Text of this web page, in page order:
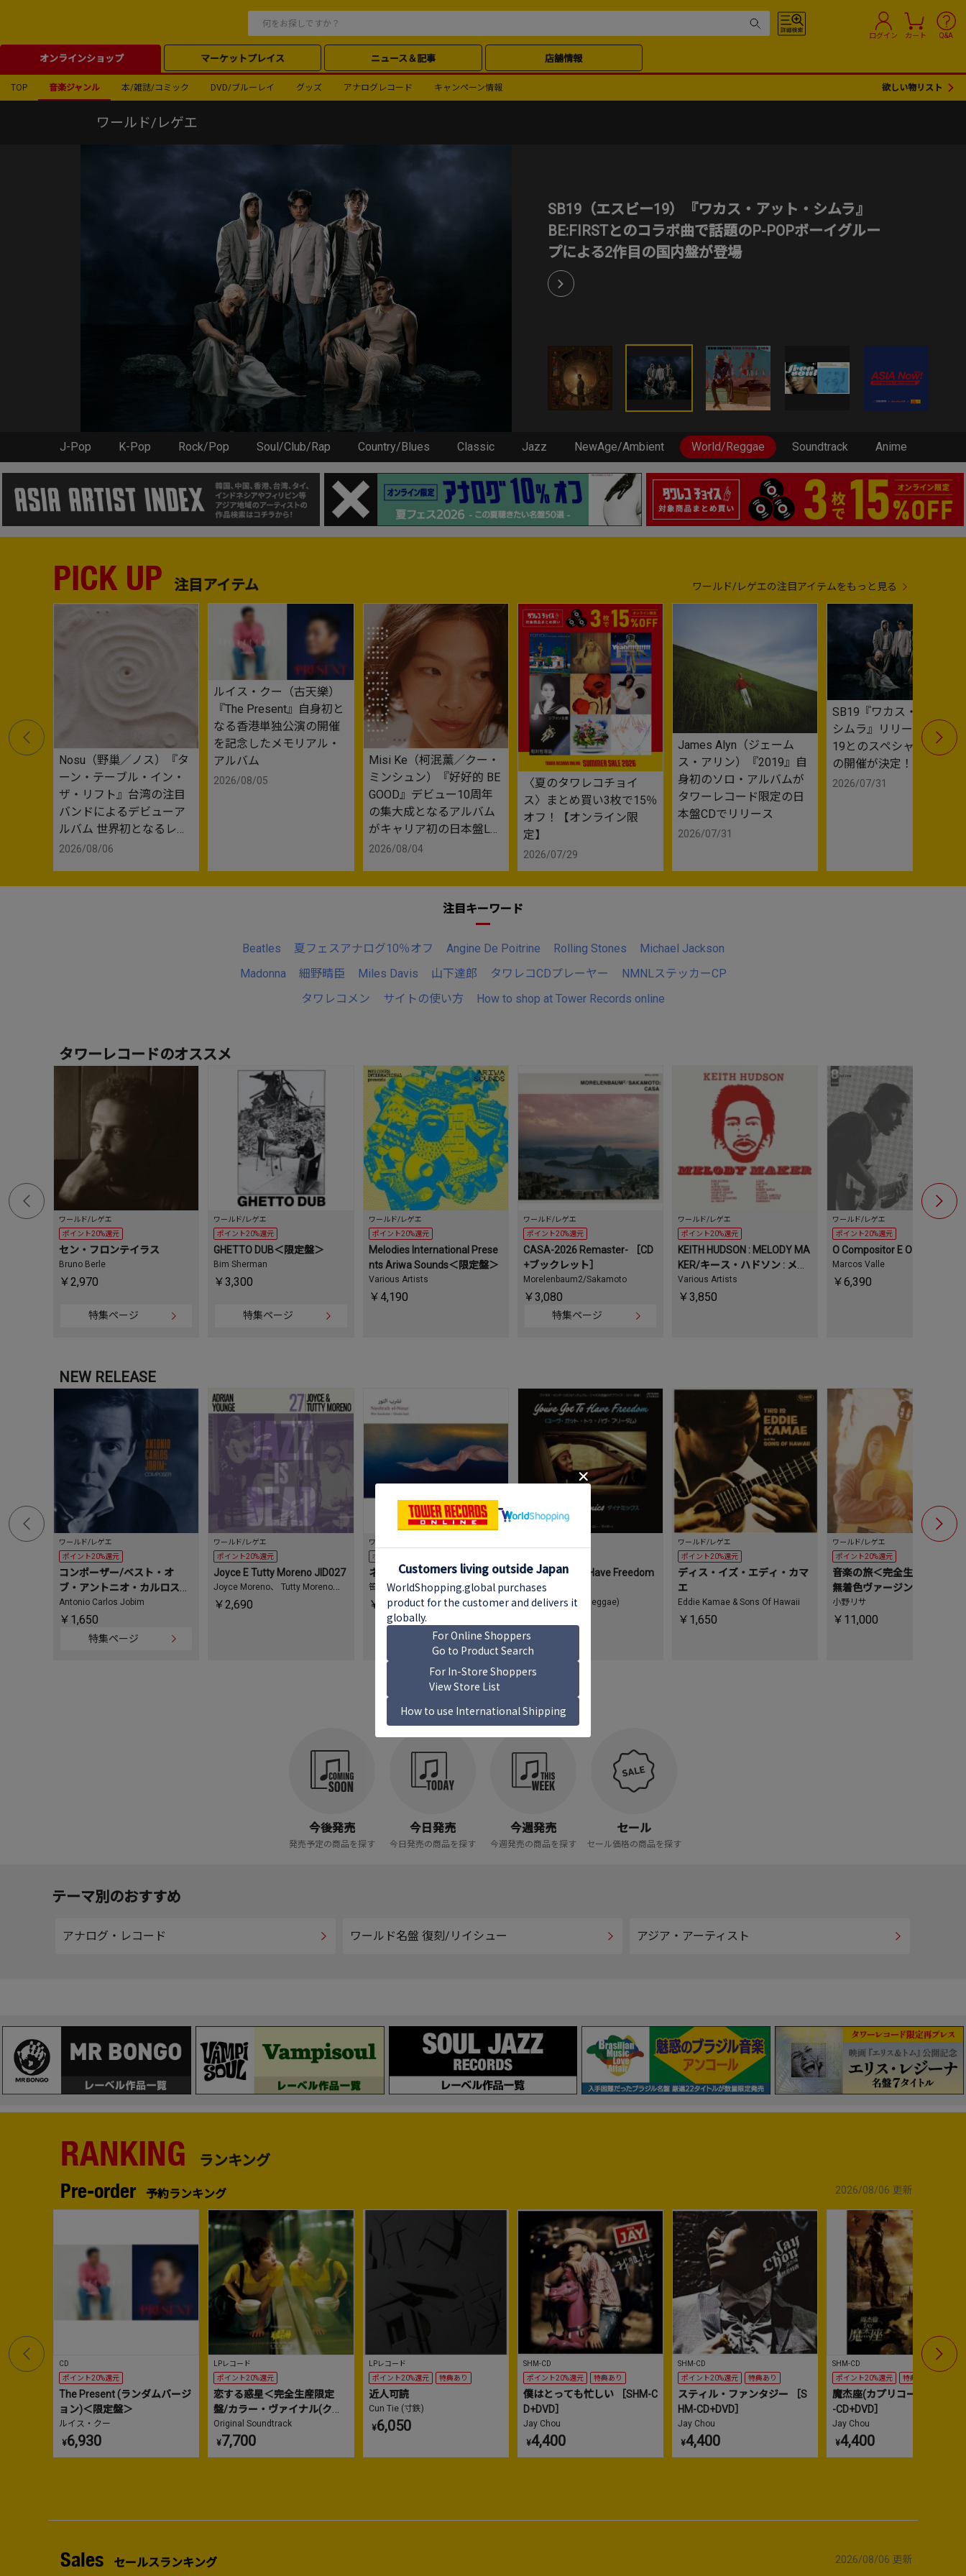
ログイン カート Q&A
オンラインショップ マーケットプレイス ニュース＆記事 店舗情報
TOP 音楽ジャンル 本/雑誌/コミック DVD/ブルーレイ グッズ アナログレコード キャンペーン情報 欲しい物リスト
ワールド/レゲエ
Seu Jorge（セウ・ジョルジ）『The Other Side』ブ
ラジルを代表する音楽家による2026年最新作 ジャズ
とボサノヴァを融合させたMPB大傑作
J-Pop K-Pop Rock/Pop Soul/Club/Rap Country/Blues Classic Jazz NewAge/Ambient World/Reggae Soundtrack Anime
PICK UP 注目アイテム ワールド/レゲエの注目アイテムをもっと見る
Nosu（野巢／ノス）『タ
ーン・テーブル・イン・
ザ・リフト』台湾の注目
バンドによるデビューア
ルバム 世界初となるレコ
ードも発売
2026/08/06
ルイス・クー（古天樂）
『The Present』自身初と
なる香港単独公演の開催
を記念したメモリアル・
アルバム
2026/08/05
Misi Ke（柯泯薰／クー・
ミンシュン）『好好的 BE
GOOD』デビュー10周年
の集大成となるアルバム
がキャリア初の日本盤LP
としてリリース
2026/08/04
〈夏のタワレコチョイ
ス〉まとめ買い3枚で15％
オフ！【オンライン限
定】
2026/07/29
James Alyn（ジェーム
ス・アリン）『2019』自
身初のソロ・アルバムが
タワーレコード限定の日
本盤CDでリリース
2026/07/31
SB19『ワカス・アット・
シムラ』リリース記念 SB
19とのスペシャル撮影会
の開催が決定！
2026/07/31
シムラ
19との
注目キーワード
Beatles 夏フェスアナログ10％オフ Angine De Poitrine Rolling Stones
Michael Jackson
Madonna
細野晴臣 Miles Davis 山下達郎 タワレコCDプレーヤー
NMNLステッカーCP
タワレコメン
サイトの使い方 How to shop at Tower Records online
タワーレコードのオススメ
ワールド/レゲエ
ポイント20%還元
セン・フロンテイラス
Bruno Berle
￥2,970
特集ページ
ワールド/レゲエ
ポイント20%還元
GHETTO DUB＜限定盤＞
Bim Sherman
￥3,300
特集ページ
ワールド/レゲエ
ポイント20%還元
Melodies International Prese
nts Ariwa Sounds＜限定盤＞
Various Artists
￥4,190
ワールド/レゲエ
ポイント20%還元
CASA-2026 Remaster- ［CD
+ブックレット］
Morelenbaum2/Sakamoto
￥3,080
特集ページ
ワールド/レゲエ
ポイント20%還元
KEITH HUDSON : MELODY MA
KER/キース・ハドソン : メロ
ディー・メーカー
Various Artists
￥3,850
ワールド/レゲエ
ポイント20%還元
O Compositor E O Cantor
Marcos Valle
￥6,390
ワールド/レ
NEW RELEASE
ワールド/レゲエ
ポイント20%還元
コンポーザー/ベスト・オ
ブ・アントニオ・カルロス・
ジョビン
Antonio Carlos Jobim
￥1,650
特集ページ
ワールド/レゲエ
ポイント20%還元
Joyce E Tutty Moreno JID027
Joyce Moreno、Tutty Moreno、
Adrian Younge
￥2,690
ワールド/レゲエ
ポイント20%還元
ネシラブエヌール (光を飲む)
笹久保伸、Ghada Said
￥3,300
You've Got To Have Freedom
/ Low Rider
The Dynamics (Reggae)
ワールド/レゲエ
ポイント20%還元
ディス・イズ・エディ・カマ
エ
Eddie Kamae & Sons Of Hawaii
￥1,650
ワールド/レゲエ
ポイント20%還元
音楽の旅＜完全生産限定盤/
無着色ヴァージン・ヴィニー
ル＞
小野リサ
￥11,000
ワールド/レ
カンタン検索
今後発売
発売予定の商品を探す
今日発売
今日発売の商品を探す
今週発売
今週発売の商品を探す
セール
セール価格の商品を探す
テーマ別のおすすめ
アナログ・レコード ワールド名盤 復刻/リイシュー アジア・アーティスト
RANKING ランキング
Pre-order 予約ランキング 2026/08/06 更新
1
CD
ポイント20%還元
The Present (ランダムバージ
ョン)＜限定盤＞
ルイス・クー
¥6,930
LPレコード
ポイント20%還元
恋する惑星＜完全生産限定
盤/カラー・ヴァイナル(クリ
ア・イエロー)＞
Original Soundtrack
¥7,700
LPレコード
ポイント20%還元
特典あり
近人可読
Cun Tie (寸鉄)
¥6,050
SHM-CD
ポイント20%還元
特典あり
僕はとっても忙しい ［SHM-C
D+DVD］
Jay Chou
¥4,400
SHM-CD
ポイント20%還元
特典あり
スティル・ファンタジー ［S
HM-CD+DVD］
Jay Chou
¥4,400
SHM-CD
ポイント20%還元
特典あり
魔杰座(カプリコーン) ［SHM
-CD+DVD］
Jay Chou
¥4,400
SHM-CD
Sales セールスランキング 2026/08/06 更新
1